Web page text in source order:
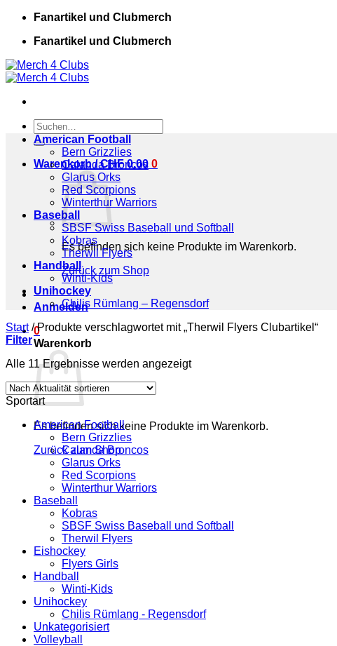
Zum
springen
Fanartikel und Clubmerch
Fanartikel und Clubmerch
Suchen
nach:
Warenkorb /CHF0.00 0
Es befinden sich keine Produkte im Warenkorb.
Zurück zum Shop
Anmelden
0
Warenkorb
Es befinden sich keine Produkte im Warenkorb.
Zurück zum Shop
American Football
Bern Grizzlies
Calanda Broncos
Glarus Orks
Red Scorpions
Winterthur Warriors
Baseball
SBSF Swiss Baseball und Softball
Kobras
Therwil Flyers
Handball
Winti-Kids
Unihockey
Chilis Rümlang – Regensdorf
Start /Produkte verschlagwortet mit „Therwil Flyers Clubartikel“
Filter
Alle 11 Ergebnisse werden angezeigtNach
Sportart
American Football
Bern Grizzlies
Calanda Broncos
Glarus Orks
Red Scorpions
Winterthur Warriors
Baseball
Kobras
SBSF Swiss Baseball und Softball
Therwil Flyers
Eishockey
Flyers Girls
Handball
Winti-Kids
Unihockey
Chilis Rümlang - Regensdorf
Unkategorisiert
Volleyball